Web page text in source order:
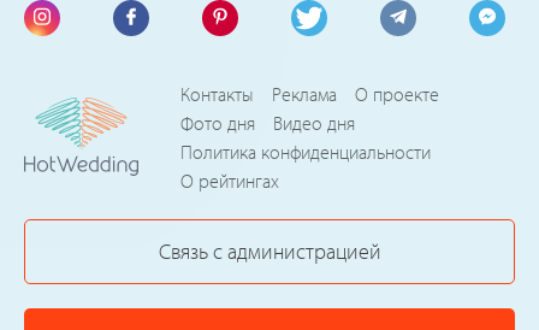
Контакты Реклама
О проекте
Фото дня
Видео дня
Политика конфиденциальности
О рейтингах
Связь с администрацией